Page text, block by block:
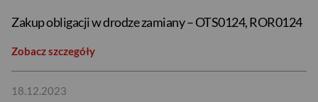
Zakup obligacji w drodze zamiany – OTS0124, ROR0124
Zobacz szczegóły
18.12.2023